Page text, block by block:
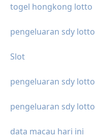
togel hongkong lotto
pengeluaran sdy lotto
Slot
pengeluaran sdy lotto
pengeluaran sdy lotto
data macau hari ini